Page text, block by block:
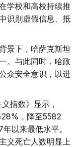
学校和高校持续推
识别虚假信息、抵
景下，哈萨克斯坦
。与此同时，哈政
众安全意识，以进
指数》显示，
，降至5582
以来最低水平。
义死亡人数明显上